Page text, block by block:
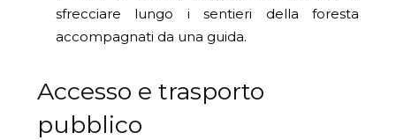
sfrecciare lungo i sentieri della foresta
accompagnati da una guida.
Accesso e trasporto
pubblico